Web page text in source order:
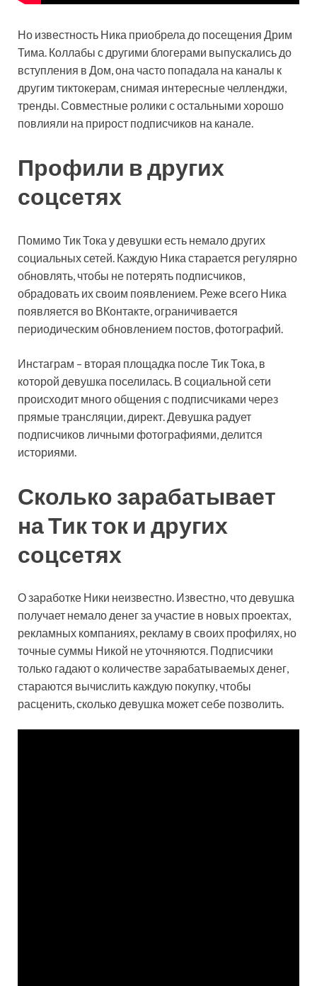
Но известность Ника приобрела до посещения Дрим
Тима. Коллабы с другими блогерами выпускались до
вступления в Дом, она часто попадала на каналы к
другим тиктокерам, снимая интересные челленджи,
тренды. Совместные ролики с остальными хорошо
повлияли на прирост подписчиков на канале.
Профили в других
соцсетях
Помимо Тик Тока у девушки есть немало других
социальных сетей. Каждую Ника старается регулярно
обновлять, чтобы не потерять подписчиков,
обрадовать их своим появлением. Реже всего Ника
появляется во ВКонтакте, ограничивается
периодическим обновлением постов, фотографий.
Инстаграм – вторая площадка после Тик Тока, в
которой девушка поселилась. В социальной сети
происходит много общения с подписчиками через
прямые трансляции, директ. Девушка радует
подписчиков личными фотографиями, делится
историями.
Сколько зарабатывает
на Тик ток и других
соцсетях
О заработке Ники неизвестно. Известно, что девушка
получает немало денег за участие в новых проектах,
рекламных компаниях, рекламу в своих профилях, но
точные суммы Никой не уточняются. Подписчики
только гадают о количестве зарабатываемых денег,
стараются вычислить каждую покупку, чтобы
расценить, сколько девушка может себе позволить.